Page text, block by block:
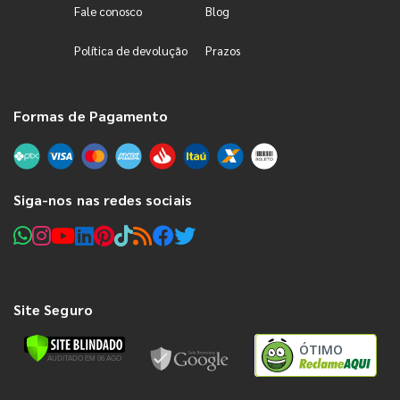
Fale conosco Blog
Política de devolução Prazos
Formas de Pagamento
Siga-nos nas redes sociais
Site Seguro
ÓTIMO